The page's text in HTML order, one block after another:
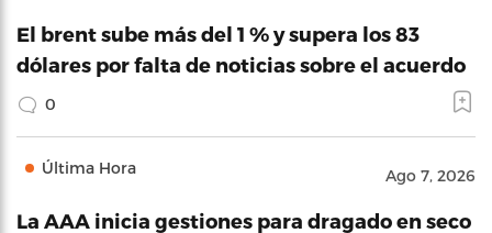
El brent sube más del 1 % y supera los 83
dólares por falta de noticias sobre el acuerdo
0
Última Hora Ago 7, 2026
La AAA inicia gestiones para dragado en seco